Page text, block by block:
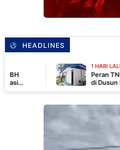
HEADLINES
1 HARI LALU
Peran TNI AD Wujudkan
di Dusun Serapu Rampung